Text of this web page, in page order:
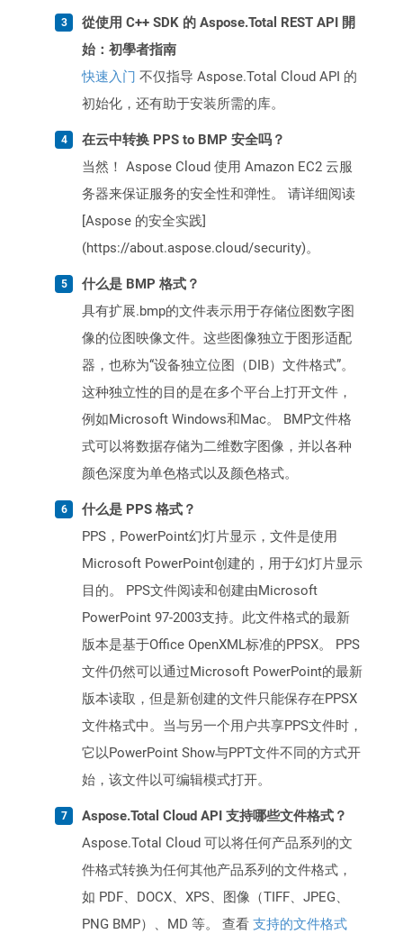
從使用 C++ SDK 的 Aspose.Total REST API 開
始：初學者指南
快速入门 不仅指导 Aspose.Total Cloud API 的
初始化，还有助于安装所需的库。
在云中转换 PPS to BMP 安全吗？
当然！ Aspose Cloud 使用 Amazon EC2 云服
务器来保证服务的安全性和弹性。 请详细阅读
[Aspose 的安全实践]
(https://about.aspose.cloud/security)。
什么是 BMP 格式？
具有扩展.bmp的文件表示用于存储位图数字图
像的位图映像文件。这些图像独立于图形适配
器，也称为“设备独立位图（DIB）文件格式”。
这种独立性的目的是在多个平台上打开文件，
例如Microsoft Windows和Mac。 BMP文件格
式可以将数据存储为二维数字图像，并以各种
颜色深度为单色格式以及颜色格式。
什么是 PPS 格式？
PPS，PowerPoint幻灯片显示，文件是使用
Microsoft PowerPoint创建的，用于幻灯片显示
目的。 PPS文件阅读和创建由Microsoft
PowerPoint 97-2003支持。此文件格式的最新
版本是基于Office OpenXML标准的PPSX。 PPS
文件仍然可以通过Microsoft PowerPoint的最新
版本读取，但是新创建的文件只能保存在PPSX
文件格式中。当与另一个用户共享PPS文件时，
它以PowerPoint Show与PPT文件不同的方式开
始，该文件以可编辑模式打开。
Aspose.Total Cloud API 支持哪些文件格式？
Aspose.Total Cloud 可以将任何产品系列的文
件格式转换为任何其他产品系列的文件格式，
如 PDF、DOCX、XPS、图像（TIFF、JPEG、
PNG BMP）、MD 等。 查看 支持的文件格式